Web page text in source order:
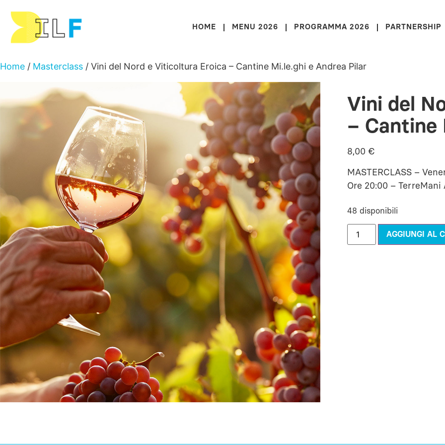
HOME MENU 2026 PROGRAMMA 2026 PARTNERSHIP
Home / Masterclass / Vini del Nord e Viticoltura Eroica – Cantine Mi.le.ghi e Andrea Pilar
Vini del
– Cantine
8,00 €
MASTERCLASS –
Ore 20:00 – TerreMani
48 disponibili
AGGIUNGI AL